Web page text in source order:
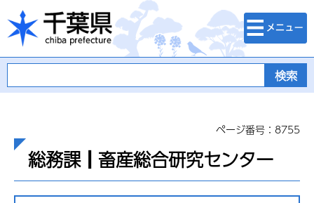
千葉県
検索・メニュ
ー
ページ番号：8755
総務課┃畜産総合研究センター